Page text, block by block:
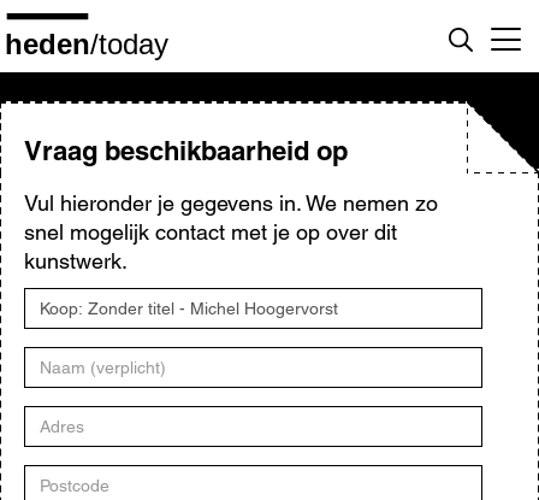
Overslaan
en
naar
inhoud
gaanVraag beschikbaarheid op
Vul hieronder je gegevens in. We nemen zo
snel mogelijk contact met je op over dit
kunstwerk.
Titel
kunstwerk
Naam
Adres
Postcode